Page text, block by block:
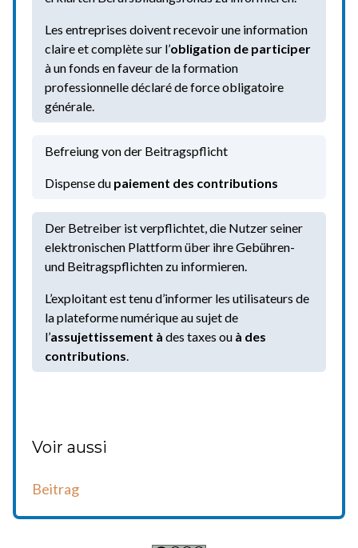
Les entreprises doivent recevoir une information
claire et complète sur l’obligation de participer
à un fonds en faveur de la formation
professionnelle déclaré de force obligatoire
générale.
Befreiung von der Beitragspflicht
Dispense du paiement des contributions
Der Betreiber ist verpflichtet, die Nutzer seiner
elektronischen Plattform über ihre Gebühren-
und Beitragspflichten zu informieren.
L’exploitant est tenu d’informer les utilisateurs de
la plateforme numérique au sujet de
l’assujettissement à des taxes ou à des
contributions.
Voir aussi
Beitrag